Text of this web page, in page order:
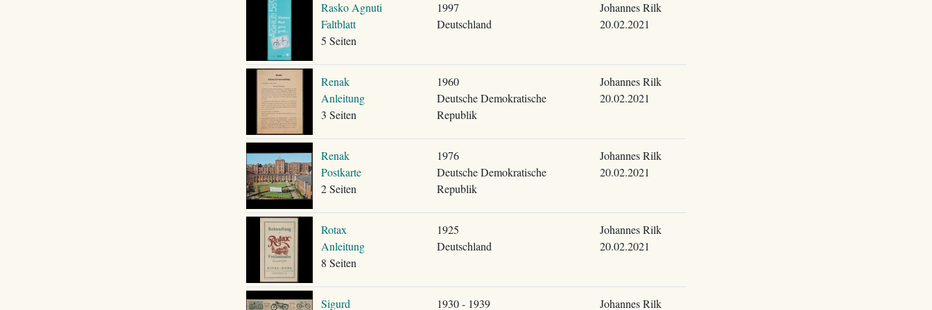
Rasko Agnuti
Faltblatt
5 Seiten
1997
Deutschland
Johannes Rilk
20.02.2021
Renak
Anleitung
3 Seiten
1960
Deutsche Demokratische
Republik
Johannes Rilk
20.02.2021
Renak
Postkarte
2 Seiten
1976
Deutsche Demokratische
Republik
Johannes Rilk
20.02.2021
Rotax
Anleitung
8 Seiten
1925
Deutschland
Johannes Rilk
20.02.2021
Sigurd 1930 - 1939 Johannes Rilk